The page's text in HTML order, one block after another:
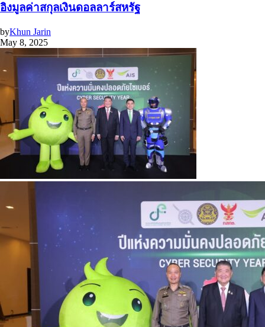
อิงมูลค่าสกุลเงินดอลลาร์สหรัฐ
byKhun Jarin
May 8, 2025